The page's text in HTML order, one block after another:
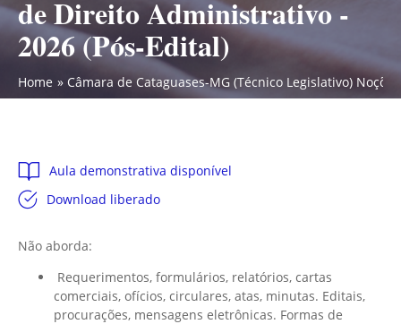
de Direito Administrativo -
2026 (Pós-Edital)
Home Câmara de Cataguases-MG (Técnico Legislativo)
Aula demonstrativa disponível
Download liberado
Não aborda:
Requerimentos, formulários, relatórios, cartas
comerciais, ofícios, circulares, atas, minutas. Editais,
procurações, mensagens eletrônicas. Formas de